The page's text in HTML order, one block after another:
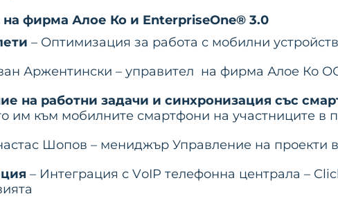
фирма Алое Ко и EnterpriseOne® 3.0
– Оптимизация за работа с мобилни
Аржентински – управител на фирма Алое Ко
на работни задачи и синхронизация със
им към мобилните смартфони на участниците в
Шопов – мениджър Управление на
– Интеграция с VоIP телефонна централа –